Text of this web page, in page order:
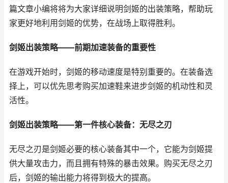
篇文章小编将将为大家详细说明剑姬的出装策略，帮助玩
家更好地利用剑姬的优势，在战场上取得胜利。
剑姬出装策略——前期加速装备的重要性
在游戏开始时，剑姬的移动速度是特别重要的。在装备选
择上，可以优先思考购买加速鞋来进步剑姬的机动性和灵
活性。
剑姬出装策略——第一件核心装备：无尽之刃
无尽之刃是剑姬必要的核心装备其中一个，它能为剑姬提
供大量攻击力，而且拥有特殊的暴击效果。购买无尽之刃
后，剑姬的输出能力将得到极大的提高。